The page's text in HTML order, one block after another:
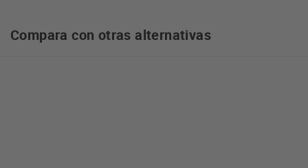
Compara con otras alternativas